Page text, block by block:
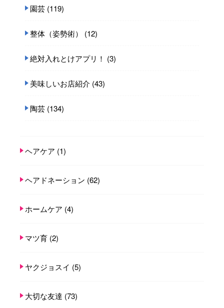
園芸 (119)
整体（姿勢術） (12)
絶対入れとけアプリ！ (3)
美味しいお店紹介 (43)
陶芸 (134)
ヘアケア (1)
ヘアドネーション (62)
ホームケア (4)
マツ育 (2)
ヤクジョスイ (5)
大切な友達 (73)